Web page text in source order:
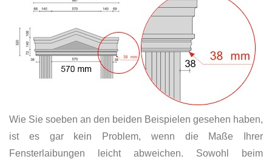
Wie Sie soeben an den beiden Beispielen gesehen haben,
ist es gar kein Problem, wenn die Maße Ihrer
Fensterlaibungen leicht abweichen. Sowohl beim